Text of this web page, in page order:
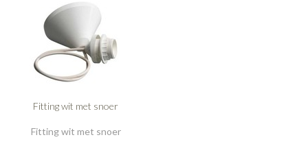
Fitting wit met snoer
Fitting wit met snoer